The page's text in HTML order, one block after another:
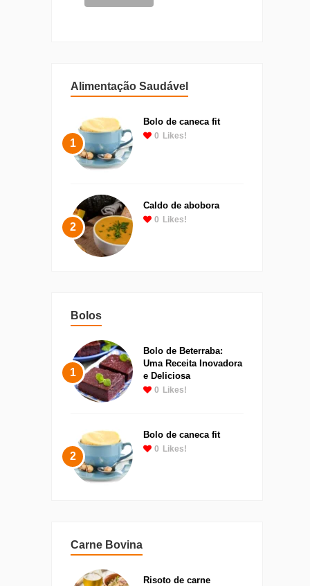
Alimentação Saudável
1
Bolo de caneca fit
0 Likes!
2
Caldo de abobora
0 Likes!
Bolos
1
Bolo de Beterraba:
Uma Receita Inovadora
e Deliciosa
0 Likes!
2
Bolo de caneca fit
0 Likes!
Carne Bovina
Risoto de carne